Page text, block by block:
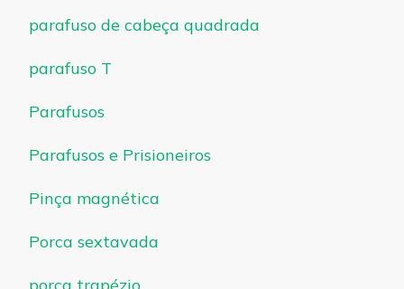
parafuso de cabeça quadrada
parafuso T
Parafusos
Parafusos e Prisioneiros
Pinça magnética
Porca sextavada